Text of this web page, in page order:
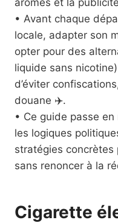
• Avant chaque
locale, adapter son
opter pour des
liquide sans
d’éviter
douane ✈️.
• Ce guide passe
les logiques
stratégies concrètes
sans renoncer à la
Cigarette